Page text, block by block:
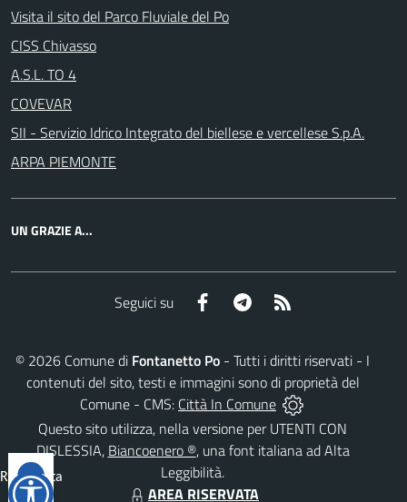
Visita il sito del Parco Fluviale del Po
CISS Chivasso
A.S.L. TO 4
COVEVAR
SII - Servizio Idrico Integrato del biellese e vercellese S.p.A.
ARPA PIEMONTE
UN GRAZIE A...
Seguici su Facebook Telegram
© 2026 Comune di Fontanetto Po - Tutti i diritti riservati - I
contenuti del sito, testi e immagini sono di proprietà del
Comune - CMS: Città In Comune
Questo sito utilizza, nella versione per UTENTI CON
DISLESSIA, Biancoenero ®, una font italiana ad Alta
Leggibilità.
AREA RISERVATA
Reimposta
tutto